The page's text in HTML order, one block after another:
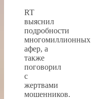
RT
выяснил
подробности
многомиллионных
афер, а
также
поговорил
с
жертвами
мошенников.